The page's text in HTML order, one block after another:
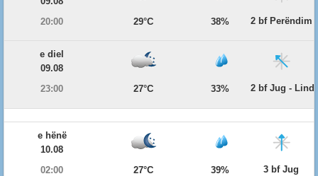
20:00
29°C 38% 2 bf Perëndim
e diel
09.08
23:00
27°C 33% 2 bf Jug -
e hënë
10.08
02:00
27°C 39% 3 bf Jug